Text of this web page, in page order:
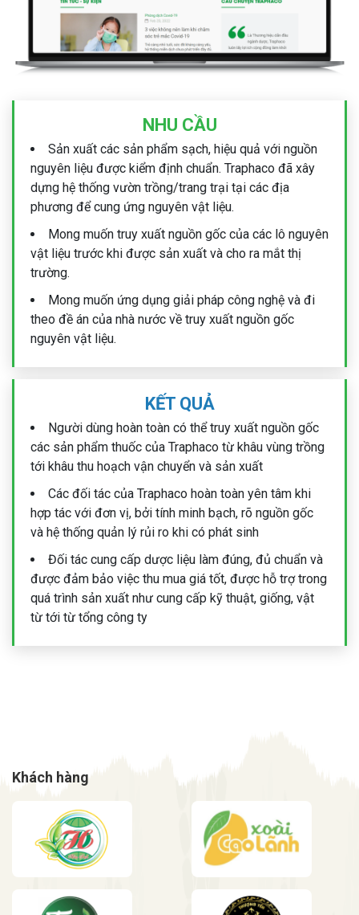
NHU CẦU
Sản xuất các sản phẩm sạch, hiệu quả với nguồn
nguyên liệu được kiểm định chuẩn. Traphaco đã xây
dựng hệ thống vườn trồng/trang trại tại các địa
phương để cung ứng nguyên vật liệu.
Mong muốn truy xuất nguồn gốc của các lô nguyên
vật liệu trước khi được sản xuất và cho ra mắt thị
trường.
Mong muốn ứng dụng giải pháp công nghệ và đi
theo đề án của nhà nước về truy xuất nguồn gốc
nguyên vật liệu.
KẾT QUẢ
Người dùng hoàn toàn có thể truy xuất nguồn gốc
các sản phẩm thuốc của Traphaco từ khâu vùng trồng
tới khâu thu hoạch vận chuyển và sản xuất
Các đối tác của Traphaco hoàn toàn yên tâm khi
hợp tác với đơn vị, bởi tính minh bạch, rõ nguồn gốc
và hệ thống quản lý rủi ro khi có phát sinh
Đối tác cung cấp dược liệu làm đúng, đủ chuẩn và
được đảm bảo việc thu mua giá tốt, được hỗ trợ trong
quá trình sản xuất như cung cấp kỹ thuật, giống, vật
từ tới từ tổng công ty
Khách hàng